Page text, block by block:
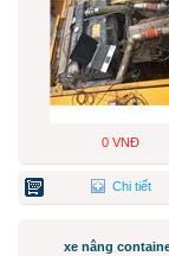
0 VNĐ
Chi tiết
xe nâng